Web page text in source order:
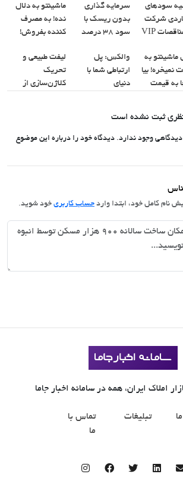
سودهای
شرکت
در مناقصات VIP
سرمایه گذاری
بدون ریسک با
سود 38 درصد
ماشینتو به دلال
نده! به مصرف
کننده بفروش!
تماس
ماشینتو به
نمیخره! بیا
به قیمت
والکس: پل
ارتباطی شما با
دنیای
لیفت طبیعی و
تحریک
کلاژن‌سازی از
ثبت نشده است
وجود ندارد. دیدگاه خود را درباره این موضوع
نام کامل خود، ابتدا وارد حساب کاربری خود شوید.
املاک ایران، همه در سامانه اخبار جاما
تبلیغات
تماس با
ما